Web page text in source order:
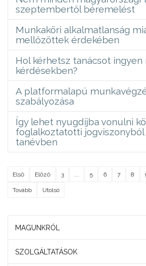
szeptembertől béremelést
Munkaköri alkalmatlanság
mellőzöttek érdekében
Hol kérhetsz tanácsot ingyen
kérdésekben?
A platformalapú
szabályozása
Így lehet nyugdíjba vonulni
foglalkoztatotti jogviszonyból
tanévben
Első Előző 3 5 6 7 8
Tovább Utolsó
MAGUNKRÓL
SZOLGÁLTATÁSOK